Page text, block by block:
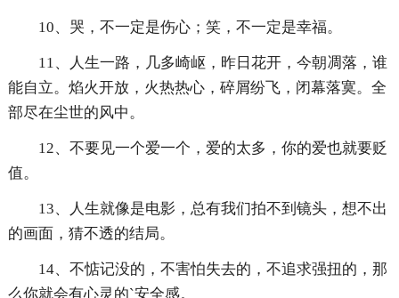
10、哭，不一定是伤心；笑，不一定是幸福。
11、人生一路，几多崎岖，昨日花开，今朝凋落，谁
能自立。焰火开放，火热热心，碎屑纷飞，闭幕落寞。全
部尽在尘世的风中。
12、不要见一个爱一个，爱的太多，你的爱也就要贬
值。
13、人生就像是电影，总有我们拍不到镜头，想不出
的画面，猜不透的结局。
14、不惦记没的，不害怕失去的，不追求强扭的，那
么你就会有心灵的`安全感。